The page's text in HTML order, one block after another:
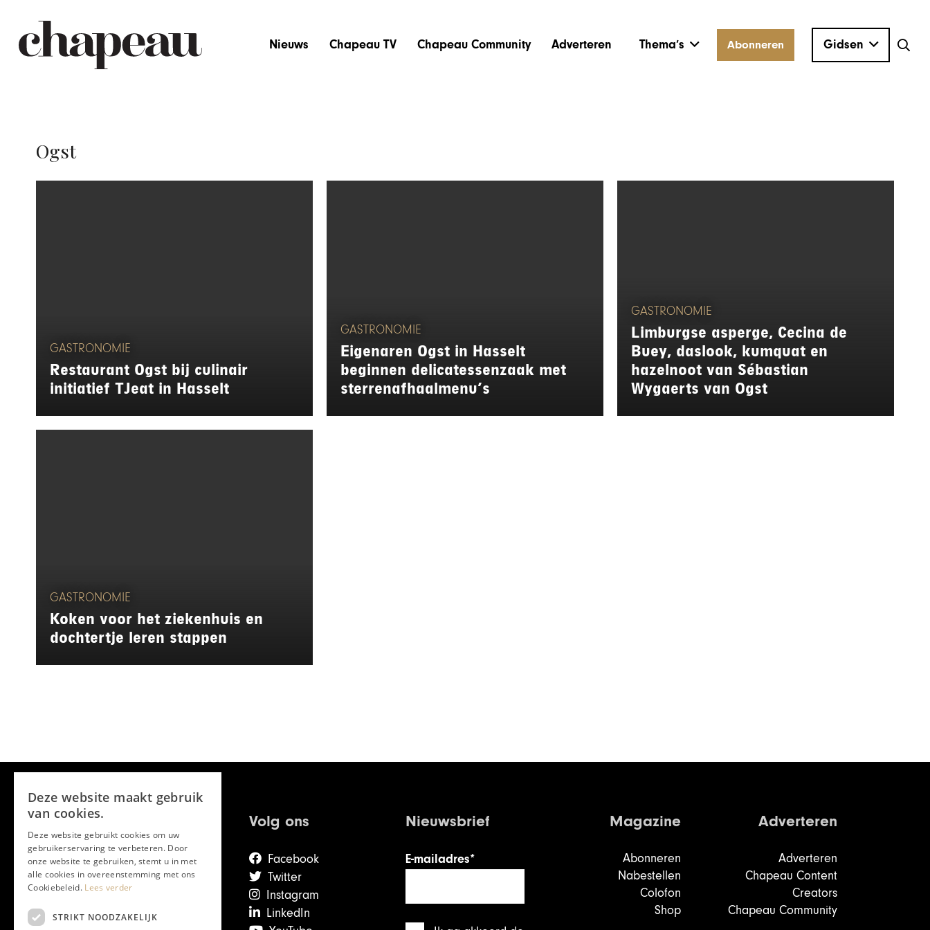
Nieuws Chapeau TV Chapeau Community Adverteren Thema’s Abonneren Gidsen
Ogst
GASTRONOMIE
Restaurant Ogst bij culinair
initiatief TJeat in Hasselt
GASTRONOMIE
Eigenaren Ogst in Hasselt
beginnen delicatessenzaak met
sterrenafhaalmenu’s
GASTRONOMIE
Limburgse asperge, Cecina de
Buey, daslook, kumquat en
hazelnoot van Sébastian
Wygaerts van Ogst
GASTRONOMIE
Koken voor het ziekenhuis en
dochtertje leren stappen
Volg ons
Facebook
Twitter
Instagram
LinkedIn
Nieuwsbrief
E-mailadres*
Magazine
Abonneren
Nabestellen
Colofon
Shop
Adverteren
Adverteren
Chapeau Content
Creators
Chapeau Community
Deze website maakt gebruik
van cookies.
Deze website gebruikt cookies om uw
gebruikerservaring te verbeteren. Door
onze website te gebruiken, stemt u in met
alle cookies in overeenstemming met ons
Cookiebeleid. Lees verder
STRIKT NOODZAKELIJK